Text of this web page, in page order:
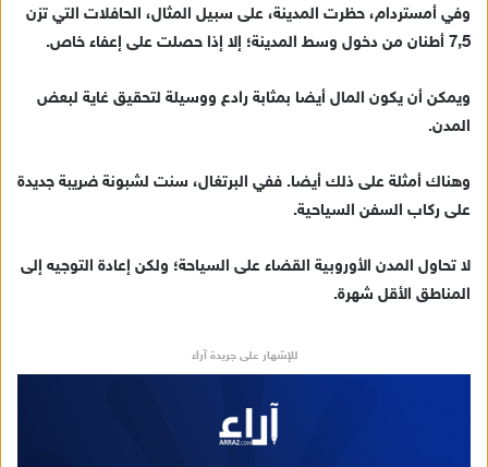
وفي أمستردام، حظرت المدينة، على سبيل المثال، الحافلات التي تزن
7,5 أطنان من دخول وسط المدينة؛ إلا إذا حصلت على إعفاء خاص.
ويمكن أن يكون المال أيضا بمثابة رادع ووسيلة لتحقيق غاية لبعض
المدن.
وهناك أمثلة على ذلك أيضا. ففي البرتغال، سنت لشبونة ضريبة جديدة
على ركاب السفن السياحية.
لا تحاول المدن الأوروبية القضاء على السياحة؛ ولكن إعادة التوجيه إلى
المناطق الأقل شهرة.
للإشهار على جريدة آراء